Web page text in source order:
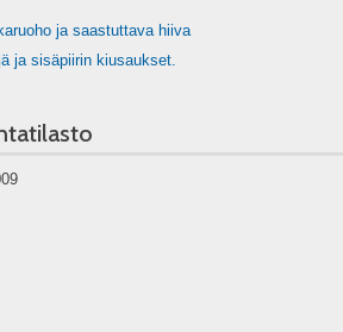
ja saastuttava hiiva
ja sisäpiirin kiusaukset.